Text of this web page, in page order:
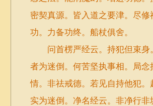
密契真源。皆入道之要津。尽
功。力备功终。船杖俱舍。
问首楞严经云。持犯但束身
者为迷倒。何苦坚执事相。局
情。非祛戒德。若见自持他犯
实为迷倒。净名经云。非净行